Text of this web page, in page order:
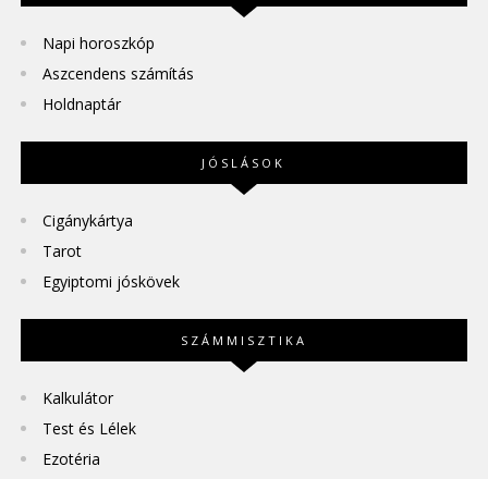
Napi horoszkóp
Aszcendens számítás
Holdnaptár
JÓSLÁSOK
Cigánykártya
Tarot
Egyiptomi jóskövek
SZÁMMISZTIKA
Kalkulátor
Test és Lélek
Ezotéria